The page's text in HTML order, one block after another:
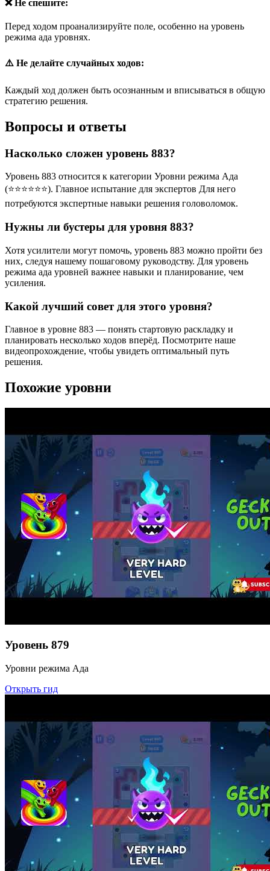
❌ Не спешите:
Перед ходом проанализируйте поле, особенно на уровень
режима ада уровнях.
⚠️ Не делайте случайных ходов:
Каждый ход должен быть осознанным и вписываться в общую
стратегию решения.
Вопросы и ответы
Насколько сложен уровень 883?
Уровень 883 относится к категории Уровни режима Ада
(⭐⭐⭐⭐⭐⭐). Главное испытание для экспертов Для него
потребуются экспертные навыки решения головоломок.
Нужны ли бустеры для уровня 883?
Хотя усилители могут помочь, уровень 883 можно пройти без
них, следуя нашему пошаговому руководству. Для уровень
режима ада уровней важнее навыки и планирование, чем
усиления.
Какой лучший совет для этого уровня?
Главное в уровне 883 — понять стартовую раскладку и
планировать несколько ходов вперёд. Посмотрите наше
видеопрохождение, чтобы увидеть оптимальный путь
решения.
Похожие уровни
Уровень 879
Уровни режима Ада
Открыть гид